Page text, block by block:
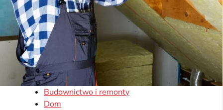
Budownictwo i remonty
Dom